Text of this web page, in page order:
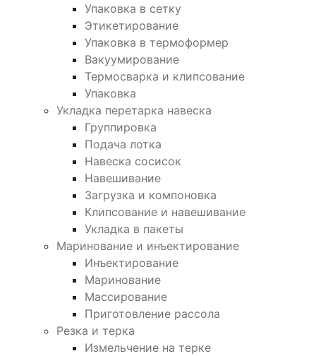
Упаковка в сетку
Этикетирование
Упаковка в термоформер
Вакуумирование
Термосварка и клипсование
Упаковка
Укладка перетарка навеска
Группировка
Подача лотка
Навеска сосисок
Навешивание
Загрузка и компоновка
Клипсование и навешивание
Укладка в пакеты
Маринование и инъектирование
Инъектирование
Маринование
Массирование
Приготовление рассола
Резка и терка
Измельчение на терке